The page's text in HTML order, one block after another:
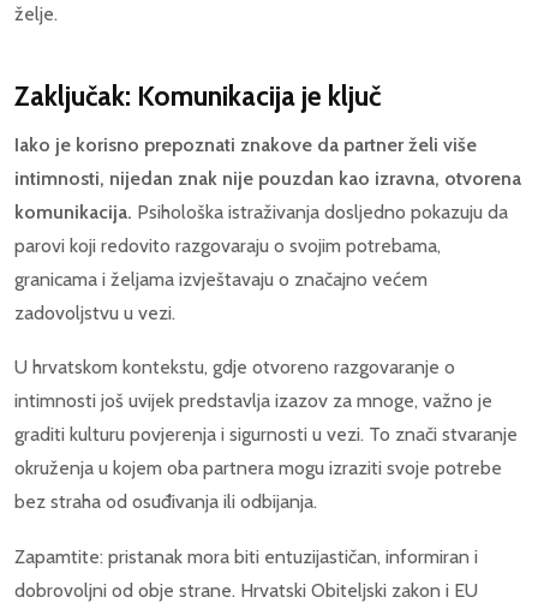
želje.
Zaključak: Komunikacija je ključ
Iako je korisno prepoznati znakove da partner želi više
intimnosti, nijedan znak nije pouzdan kao izravna, otvorena
komunikacija. Psihološka istraživanja dosljedno pokazuju da
parovi koji redovito razgovaraju o svojim potrebama,
granicama i željama izvještavaju o značajno većem
zadovoljstvu u vezi.
U hrvatskom kontekstu, gdje otvoreno razgovaranje o
intimnosti još uvijek predstavlja izazov za mnoge, važno je
graditi kulturu povjerenja i sigurnosti u vezi. To znači stvaranje
okruženja u kojem oba partnera mogu izraziti svoje potrebe
bez straha od osuđivanja ili odbijanja.
Zapamtite: pristanak mora biti entuzijastičan, informiran i
dobrovoljni od obje strane. Hrvatski Obiteljski zakon i EU